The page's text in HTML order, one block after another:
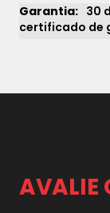
30
certificado de
AVALIE